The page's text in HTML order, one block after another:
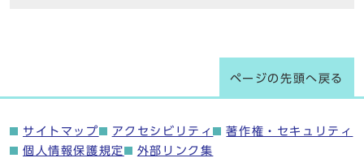
ページの先頭へ戻る
サイトマップ アクセシビリティ
著作権・セキュリティ
個人情報保護規定
外部リンク集